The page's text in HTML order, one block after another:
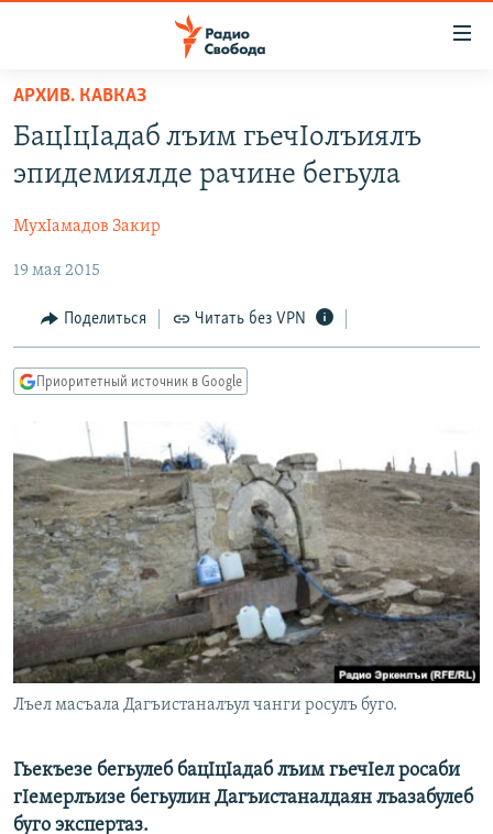
упрощенного
доступа
основному
Вернутся
главной
навигации
Вернутся
ПОДКАСТЫ
АВТОРСКИЕ ПРОЕКТЫ
ЦИТАТЫ СВОБОДЫ
МНЕНИЯ
КУЛЬТУРА
IDEL.РЕАЛИИ
КАВКАЗ.РЕАЛИИ
СЕВЕР.РЕАЛИИ
СИБИРЬ.РЕАЛИИ
РАСПИСАНИЕ ВЕЩАНИЯ
ПОДПИШИТЕСЬ НА РАССЫЛКУ
СОЦИАЛЬНЫЕ СЕТИ
Все сайты РСЕ/РС
АРХИВ. КАВКАЗ
БацIцIадаб лъим гьечIолъиялъ
эпидемиялде рачине бегьула
МухIамадов Закир
19 мая 2015
Поделиться Читать без VPN
Приоритетный источник в Google
Лъел масъала Дагъистаналъул чанги росулъ буго.
​Гьекъезе бегьулеб бацIцIадаб лъим гьечIел росаби
гIемерлъизе бегьулин Дагъистаналдаян лъазабулеб
буго экспертаз.